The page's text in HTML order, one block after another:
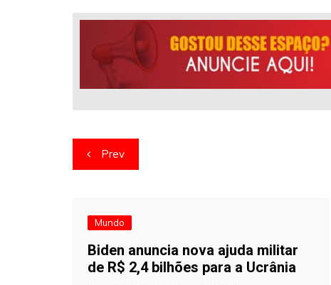
Navegação
de
Prev
Mundo
Biden anuncia nova ajuda militar
de R$ 2,4 bilhões para a Ucrânia